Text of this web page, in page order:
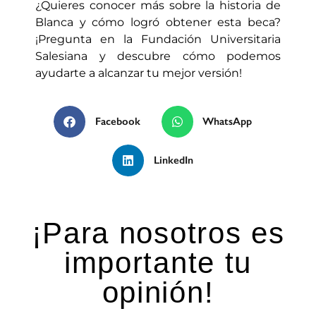
¿Quieres conocer más sobre la historia de
Blanca y cómo logró obtener esta beca?
¡Pregunta en la Fundación Universitaria
Salesiana y descubre cómo podemos
ayudarte a alcanzar tu mejor versión!
Facebook WhatsApp
LinkedIn
¡Para nosotros es
importante tu
opinión!